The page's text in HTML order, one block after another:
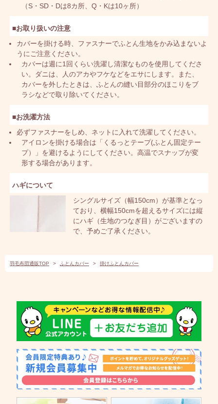
（S・SD・Dは8カ所、Q・Kは10ヶ所）
■お取り扱いの注意
カバーを掛ける時、ファスナーでふとん生地をかみ込まないよ
うにご注意ください。
カバーは週に1回くらい洗濯し清潔なものを使用してくださ
い。ダニは、人のアカやフケなどをエサにします。また、
カバーを外したときは、ふとんの縫い目部分のほこりをブ
ラシなどで取り除いてください。
■お洗濯方法
必ずファスナーをしめ、ネットに入れて洗濯してください。
アイロンを掛ける場合は「くるっとテープ(ふとん固定テー
プ）」を避けるようにしてください。高温でスナップが変
形する場合があります。
ハギについて
シングルサイズ（幅150cm）が基準となっ
ており、横幅150cmを超えるサイズには縦
にハギ（生地のつなぎ目）がございますの
で、予めご了承ください。
羽毛布団通販TOP > ふとんカバー > 掛けふとんカバー